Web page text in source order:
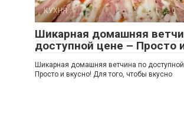
КУХНЯ 0
Шикарная домашняя
доступной цене – Просто
Шикарная домашняя ветчина по
Просто и вкусно! Для того, чтобы вкусно